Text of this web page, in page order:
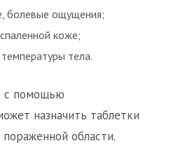
болевые ощущения;
коже;
тела.
с помощью
назначить таблетки
области.